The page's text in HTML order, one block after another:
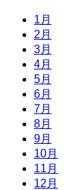
1月
2月
3月
4月
5月
6月
7月
8月
9月
10月
11月
12月